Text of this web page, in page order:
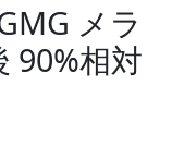
メラ
90%相対